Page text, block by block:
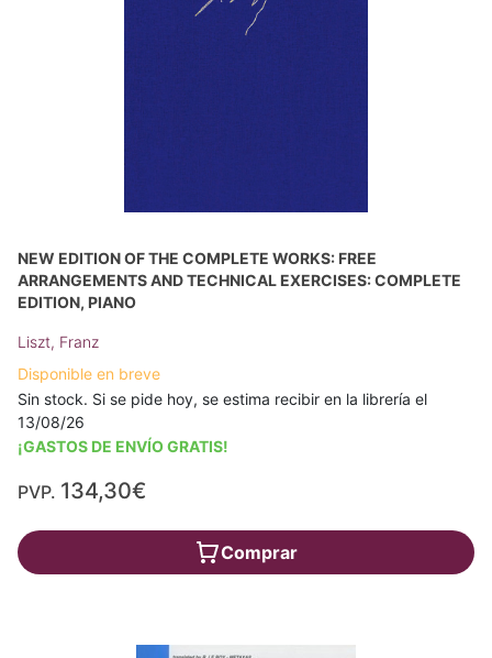
NEW EDITION OF THE COMPLETE WORKS: FREE
ARRANGEMENTS AND TECHNICAL EXERCISES: COMPLETE
EDITION, PIANO
Liszt, Franz
Disponible en breve
Sin stock. Si se pide hoy, se estima recibir en la librería el
13/08/26
¡GASTOS DE ENVÍO GRATIS!
PVP. 134,30€
Comprar